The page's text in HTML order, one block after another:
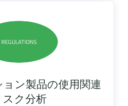
ン製品の使用関連
スク分析